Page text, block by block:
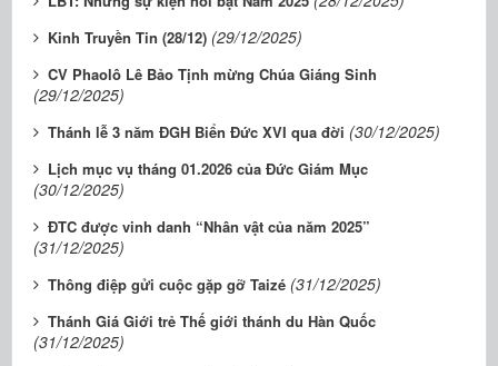
Kinh Truyền Tin (28/12) (29/12/2025)
CV Phaolô Lê Bảo Tịnh mừng Chúa Giáng Sinh
(29/12/2025)
Thánh lễ 3 năm ĐGH Biển Đức XVI qua đời (30/12/2025)
Lịch mục vụ tháng 01.2026 của Đức Giám Mục
(30/12/2025)
ĐTC được vinh danh “Nhân vật của năm 2025”
(31/12/2025)
Thông điệp gửi cuộc gặp gỡ Taizé (31/12/2025)
Thánh Giá Giới trẻ Thế giới thánh du Hàn Quốc
(31/12/2025)